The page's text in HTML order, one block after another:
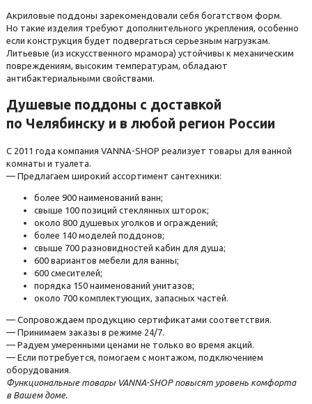
Акриловые поддоны зарекомендовали себя богатством форм.
Но такие изделия требуют дополнительного укрепления, особенно
если конструкция будет подвергаться серьезным нагрузкам.
Литьевые (из искусственного мрамора) устойчивы к механическим
повреждениям, высоким температурам, обладают
антибактериальными свойствами.
Душевые поддоны с доставкой
по Челябинску и в любой регион России
С 2011 года компания VANNA-SHOP реализует товары для ванной
комнаты и туалета.
— Предлагаем широкий ассортимент сантехники:
более 900 наименований ванн;
свыше 100 позиций стеклянных шторок;
около 800 душевых уголков и ограждений;
более 140 моделей поддонов;
свыше 700 разновидностей кабин для душа;
600 вариантов мебели для ванны;
600 смесителей;
порядка 150 наименований унитазов;
около 700 комплектующих, запасных частей.
— Сопровождаем продукцию сертификатами соответствия.
— Принимаем заказы в режиме 24/7.
— Радуем умеренными ценами не только во время акций.
— Если потребуется, помогаем с монтажом, подключением
оборудования.
Функциональные товары VANNA-SHOP повысят уровень комфорта
в Вашем доме.